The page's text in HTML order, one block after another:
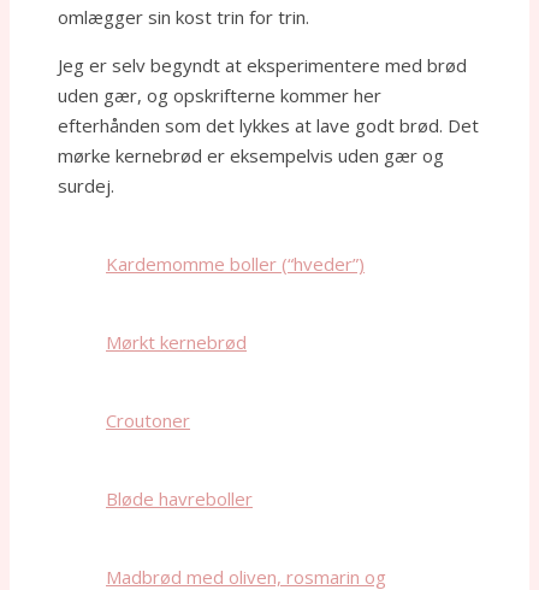
omlægger sin kost trin for trin.
Jeg er selv begyndt at eksperimentere med brød
uden gær, og opskrifterne kommer her
efterhånden som det lykkes at lave godt brød. Det
mørke kernebrød er eksempelvis uden gær og
surdej.
Kardemomme boller (“hveder”)
Mørkt kernebrød
Croutoner
Bløde havreboller
Madbrød med oliven, rosmarin og